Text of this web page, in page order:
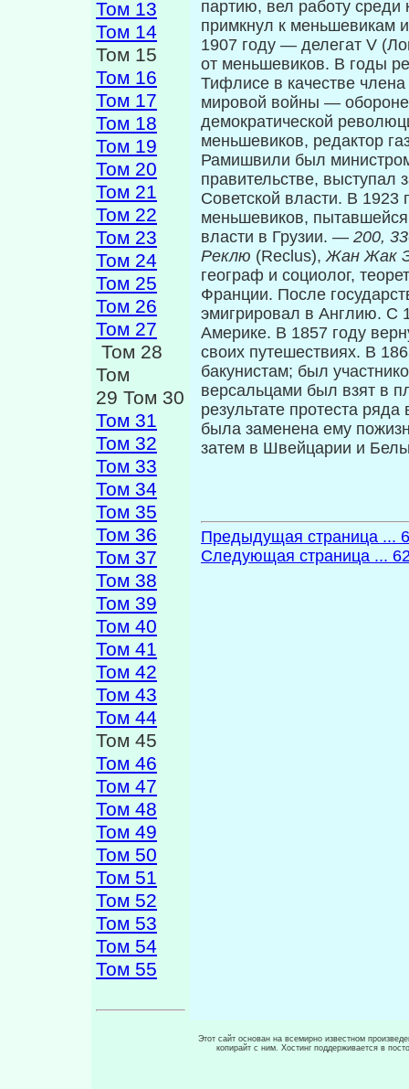
Том 13
Том 14
Том 15
Том 16
Том 17
Том 18
Том 19
Том 20
Том 21
Том 22
Том 23
Том 24
Том 25
Том 26
Том 27
Том 28
Том
29 Том 30
Том 31
Том 32
Том 33
Том 34
Том 35
Том 36
Том 37
Том 38
Том 39
Том 40
Том 41
Том 42
Том 43
Том 44
Том 45
Том 46
Том 47
Том 48
Том 49
Том 50
Том 51
Том 52
Том 53
Том 54
Том 55
партию, вел работу
примкнул к меньшевикам
1907 году — делегат V
от меньшевиков. В годы
Тифлисе в качестве
мировой войны —
демократической
меньшевиков, редактор
Рами­швили был
правительстве, выступал
Советской власти. В 1923
меньшевиков, пытавшейся
власти в Грузии. — 200,
Реклю (Reclus),Жан Жак
географ и социолог,
Франции. После
эмигрировал в Англию.
Амери­ке. В 1857 году
своих путешествиях. В
бакунистам; был
версальцами был взят в
результате протеста
была заменена ему
затем в Швейцарии и
Предыдущая страница ...
Следующая страница ...
Этот сайт основан на всемирно известном
копирайт с ним. Хостинг поддерживается в